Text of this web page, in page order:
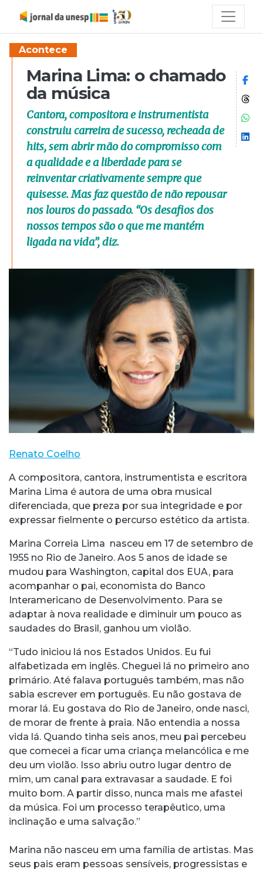
Acontece
Marina Lima: o chamado
da música
Cantora, compositora e instrumentista
construiu carreira de sucesso, recheada de
hits, sem abrir mão do compromisso com
a qualidade e a liberdade para se
reinventar criativamente sempre que
quisesse. Mas faz questão de não repousar
nos louros do passado. “Os desafios dos
nossos tempos são o que me mantém
ligada na vida”, diz.
Renato Coelho
A compositora, cantora, instrumentista e escritora
Marina Lima é autora de uma obra musical
diferenciada, que preza por sua integridade e por
expressar fielmente o percurso estético da artista.
Marina Correia Lima nasceu em 17 de setembro de
1955 no Rio de Janeiro. Aos 5 anos de idade se
mudou para Washington, capital dos EUA, para
acompanhar o pai, economista do Banco
Interamericano de Desenvolvimento. Para se
adaptar à nova realidade e diminuir um pouco as
saudades do Brasil, ganhou um violão.
“Tudo iniciou lá nos Estados Unidos. Eu fui
alfabetizada em inglês. Cheguei lá no primeiro ano
primário. Até falava português também, mas não
sabia escrever em português. Eu não gostava de
morar lá. Eu gostava do Rio de Janeiro, onde nasci,
de morar de frente à praia. Não entendia a nossa
vida lá. Quando tinha seis anos, meu pai percebeu
que comecei a ficar uma criança melancólica e me
deu um violão. Isso abriu outro lugar dentro de
mim, um canal para extravasar a saudade. E foi
muito bom. A partir disso, nunca mais me afastei
da música. Foi um processo terapêutico, uma
inclinação e uma salvação.”
Marina não nasceu em uma família de artistas. Mas
seus pais eram pessoas sensíveis, progressistas e